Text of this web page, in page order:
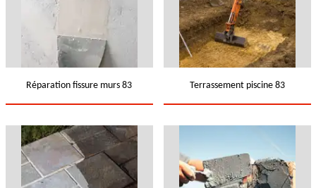
Réparation fissure murs 83 Terrassement piscine 83